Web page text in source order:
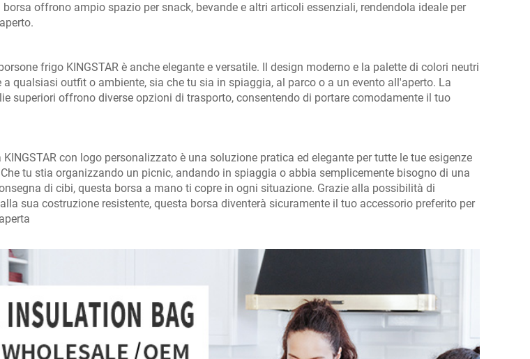
offrono ampio spazio per snack, bevande e altri articoli essenziali, rendendola ideale per
frigo KINGSTAR è anche elegante e versatile. Il design moderno e la palette di colori neutri
a qualsiasi outfit o ambiente, sia che tu sia in spiaggia, al parco o a un evento all'aperto. La
superiori offrono diverse opzioni di trasporto, consentendo di portare comodamente il tuo
con logo personalizzato è una soluzione pratica ed elegante per tutte le tue esigenze
tu stia organizzando un picnic, andando in spiaggia o abbia semplicemente bisogno di una
di cibi, questa borsa a mano ti copre in ogni situazione. Grazie alla possibilità di
sua costruzione resistente, questa borsa diventerà sicuramente il tuo accessorio preferito per